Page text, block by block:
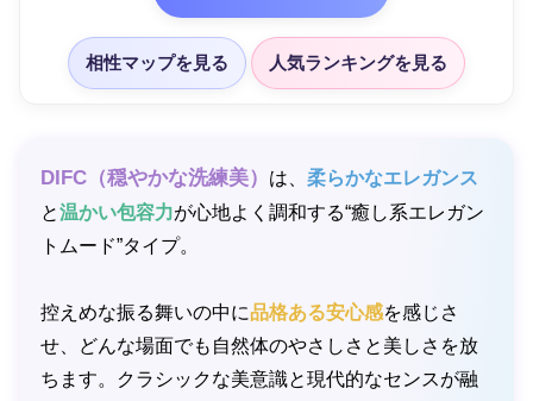
相性マップを見る 人気ランキングを見る
DIFC（穏やかな洗練美） は、 柔らかなエレガンス
と温かい包容力が心地よく調和する“癒し系エレガン
トムード”タイプ。
控えめな振る舞いの中に品格ある安心感を感じさ
せ、どんな場面でも自然体のやさしさと美しさを放
ちます。クラシックな美意識と現代的なセンスが融